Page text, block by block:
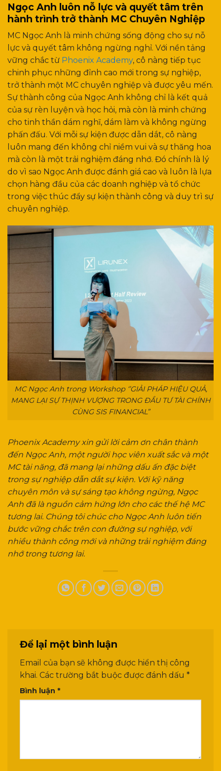
Ngọc Anh luôn nỗ lực và quyết tâm trên
hành trình trở thành MC Chuyên Nghiệp
MC Ngọc Anh là minh chứng sống động cho sự nỗ
lực và quyết tâm không ngừng nghỉ. Với nền tảng
vững chắc từ Phoenix Academy, cô nàng tiếp tục
chinh phục những đỉnh cao mới trong sự nghiệp,
trở thành một MC chuyên nghiệp và được yêu mến.
Sự thành công của Ngọc Anh không chỉ là kết quả
của sự rèn luyện và học hỏi, mà còn là minh chứng
cho tinh thần dám nghĩ, dám làm và không ngừng
phấn đấu. Với mỗi sự kiện được dẫn dắt, cô nàng
luôn mang đến không chỉ niềm vui và sự thăng hoa
mà còn là một trải nghiệm đáng nhớ. Đó chính là lý
do vì sao Ngọc Anh được đánh giá cao và luôn là lựa
chọn hàng đầu của các doanh nghiệp và tổ chức
trong việc thúc đẩy sự kiện thành công và duy trì sự
chuyên nghiệp.
MC Ngọc Anh trong Workshop ‘’GIẢI PHÁP HIỆU QUẢ,
MANG LẠI SỰ THỊNH VƯỢNG TRONG ĐẦU TƯ TÀI CHÍNH
CÙNG SIS FINANCIAL”
Phoenix Academy xin gửi lời cảm ơn chân thành
đến Ngọc Anh, một người học viên xuất sắc và một
MC tài năng, đã mang lại những dấu ấn đặc biệt
trong sự nghiệp dẫn dắt sự kiện. Với kỹ năng
chuyên môn và sự sáng tạo không ngừng, Ngọc
Anh đã là nguồn cảm hứng lớn cho các thế hệ MC
tương lai. Chúng tôi chúc cho Ngọc Anh luôn tiến
bước vững chắc trên con đường sự nghiệp, với
nhiều thành công mới và những trải nghiệm đáng
nhớ trong tương lai.
Để lại một bình luận
Email của bạn sẽ không được hiển thị công
khai. Các trường bắt buộc được đánh dấu *
Bình luận *